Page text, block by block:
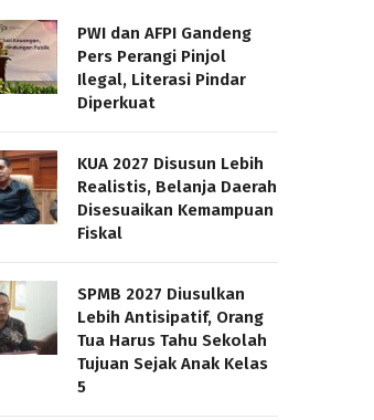
PWI dan AFPI Gandeng
Pers Perangi Pinjol
Ilegal, Literasi Pindar
Diperkuat
KUA 2027 Disusun Lebih
Realistis, Belanja Daerah
Disesuaikan Kemampuan
Fiskal
SPMB 2027 Diusulkan
Lebih Antisipatif, Orang
Tua Harus Tahu Sekolah
Tujuan Sejak Anak Kelas
5